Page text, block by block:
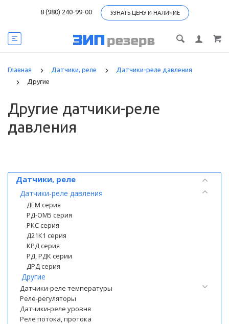
8 (980) 240-99-00 УЗНАТЬ ЦЕНУ И НАЛИЧИЕ
Главная Датчики, реле
Датчики-реле давления
Другие
Другие датчики-реле
давления
Датчики, реле
Датчики-реле давления
ДЕМ серия
РД-ОМ5 серия
РКС серия
Д21К1 серия
КРД серия
РД, РДК серии
ДРД серия
Другие
Датчики-реле температуры
Реле-регуляторы
Датчики-реле уровня
Реле потока, протока